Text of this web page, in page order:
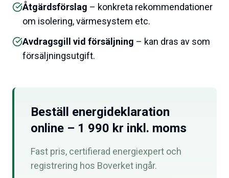
Åtgärdsförslag – konkreta rekommendationer
om isolering, värmesystem etc.
Avdragsgill vid försäljning – kan dras av som
försäljningsutgift.
Beställ energideklaration
online – 1 990 kr inkl. moms
Fast pris, certifierad energiexpert och
registrering hos Boverket ingår.